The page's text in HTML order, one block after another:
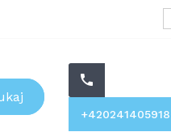
+420241405918